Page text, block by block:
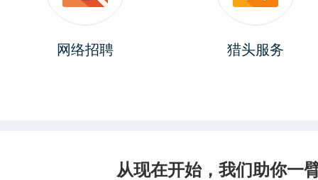
网络招聘 猎头服务
从现在开始，我们助你一